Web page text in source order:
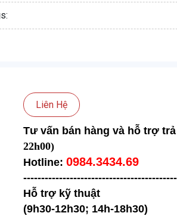
Liên Hệ
Tư vấn bán hàng và hỗ trợ
22h00)
Hotline: 0984.3434.69
-----------------------------------
Hỗ trợ kỹ thuật
(9h30-12h30; 14h-18h30)